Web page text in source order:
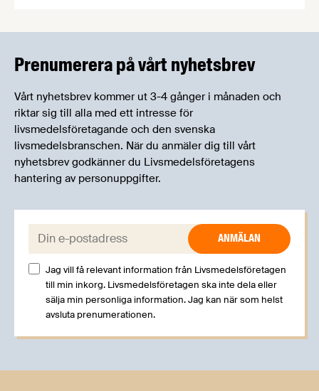
kan träffa branschkollegor och utbyta
Prenumerera på vårt nyhetsbrev
Vårt nyhetsbrev kommer ut 3-4 gånger i månaden och
riktar sig till alla med ett intresse för
livsmedelsföretagande och den svenska
livsmedelsbranschen. När du anmäler dig till vårt
nyhetsbrev godkänner du Livsmedelsföretagens
hantering av personuppgifter.
E-post:
Jag vill få relevant information från Livsmedelsföretagen
till min inkorg. Livsmedelsföretagen ska inte dela eller
sälja min personliga information. Jag kan när som helst
avsluta prenumerationen.